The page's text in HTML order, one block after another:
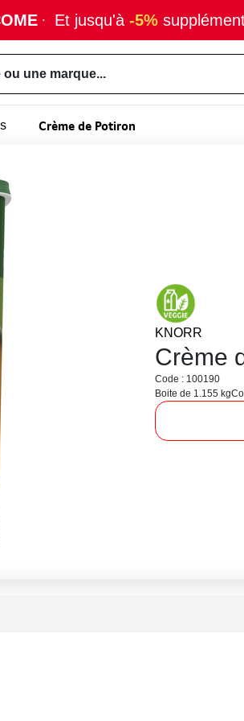
· Et jusqu'à -5%
une marque...
Crème de Potiron
KNORR
Crème
Code : 100190
Boite de 1.155 kg